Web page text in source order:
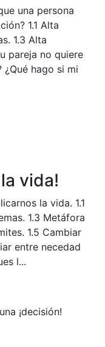
una persona
1.1 Alta
1.3 Alta
pareja no quiere
hago si mi
vida!
la vida. 1.1
1.3 Metáfora
1.5 Cambiar
entre necedad
l...